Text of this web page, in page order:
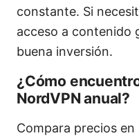
constante. Si
acceso a contenido
buena inversión.
¿Cómo
NordVPN anual?
Compara precios